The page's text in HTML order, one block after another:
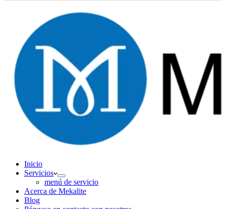
Inicio
Servicios
menú de servicio
Acerca de Mekalite
Blog